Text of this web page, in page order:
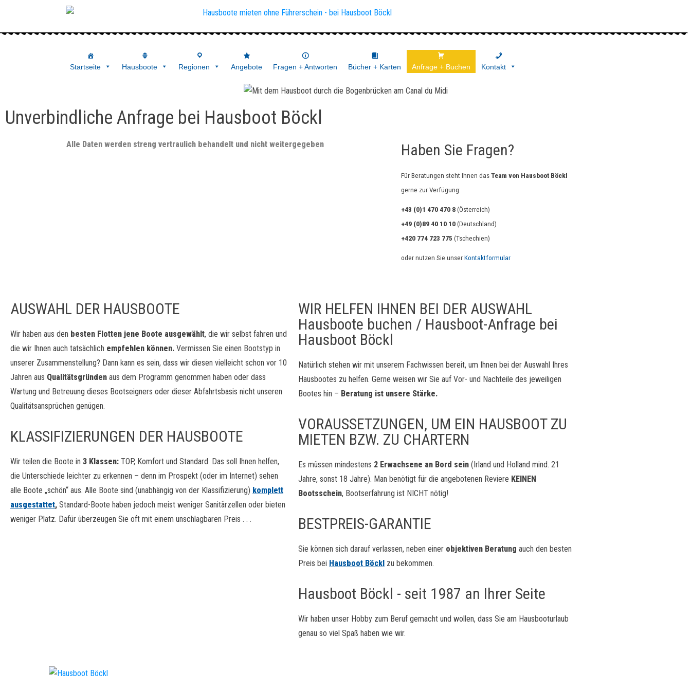
Startseite Hausboote Regionen Angebote Fragen + Antworten Bücher + Karten Anfrage + Buchen Kontakt
Unverbindliche Anfrage bei Hausboot Böckl
Alle Daten werden streng vertraulich behandelt und nicht weitergegeben Haben Sie Fragen?
Für Beratungen steht Ihnen das Team von Hausboot Böckl
gerne zur Verfügung:
+43 (0)1 470 470 8(Österreich)
+49 (0)89 40 10 10(Deutschland)
+420 774 723 775 (Tschechien)
oder nutzen Sie unser Kontaktformular
AUSWAHL DER HAUSBOOTE
Wir haben aus den besten Flotten jene Boote ausgewählt, die wir selbst fahren und
die wir Ihnen auch tatsächlich empfehlen können. Vermissen Sie einen Bootstyp in
unserer Zusammenstellung? Dann kann es sein, dass wir diesen vielleicht schon vor 10
Jahren aus Qualitätsgründen aus dem Programm genommen haben oder dass
Wartung und Betreuung dieses Bootseigners oder dieser Abfahrtsbasis nicht unseren
Qualitätsansprüchen genügen.
KLASSIFIZIERUNGEN DER HAUSBOOTE
Wir teilen die Boote in 3 Klassen: TOP, Komfort und Standard. Das soll Ihnen helfen,
die Unterschiede leichter zu erkennen – denn im Prospekt (oder im Internet) sehen
alle Boote „schön“ aus. Alle Boote sind (unabhängig von der Klassifizierung) komplett
ausgestattet, Standard-Boote haben jedoch meist weniger Sanitärzellen oder bieten
weniger Platz. Dafür überzeugen Sie oft mit einem unschlagbaren Preis . . .
WIR HELFEN IHNEN BEI DER AUSWAHL
Hausboote buchen / Hausboot-Anfrage bei
Hausboot Böckl
Natürlich stehen wir mit unserem Fachwissen bereit, um Ihnen bei der Auswahl Ihres
Hausbootes zu helfen. Gerne weisen wir Sie auf Vor- und Nachteile des jeweiligen
Bootes hin – Beratung ist unsere Stärke.
VORAUSSETZUNGEN, UM EIN HAUSBOOT ZU
MIETEN BZW. ZU CHARTERN
Es müssen mindestens 2 Erwachsene an Bord sein (Irland und Holland mind. 21
Jahre, sonst 18 Jahre). Man benötigt für die angebotenen Reviere KEINEN
Bootsschein, Bootserfahrung ist NICHT nötig!
BESTPREIS-GARANTIE
Sie können sich darauf verlassen, neben einer objektiven Beratung auch den besten
Preis bei Hausboot Böckl zu bekommen.
Hausboot Böckl - seit 1987 an Ihrer Seite
Wir haben unser Hobby zum Beruf gemacht und wollen, dass Sie am Hausbooturlaub
genau so viel Spaß haben wie wir.